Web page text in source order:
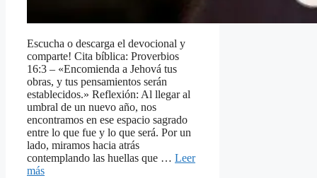
Escucha o descarga el devocional y
comparte! Cita bíblica: Proverbios
16:3 – «Encomienda a Jehová tus
obras, y tus pensamientos serán
establecidos.» Reflexión: Al llegar al
umbral de un nuevo año, nos
encontramos en ese espacio sagrado
entre lo que fue y lo que será. Por un
lado, miramos hacia atrás
contemplando las huellas que … Leer
más